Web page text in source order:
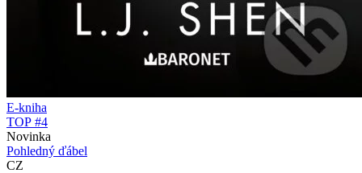
E-kniha
TOP #4
Novinka
Pohledný ďábel
CZ